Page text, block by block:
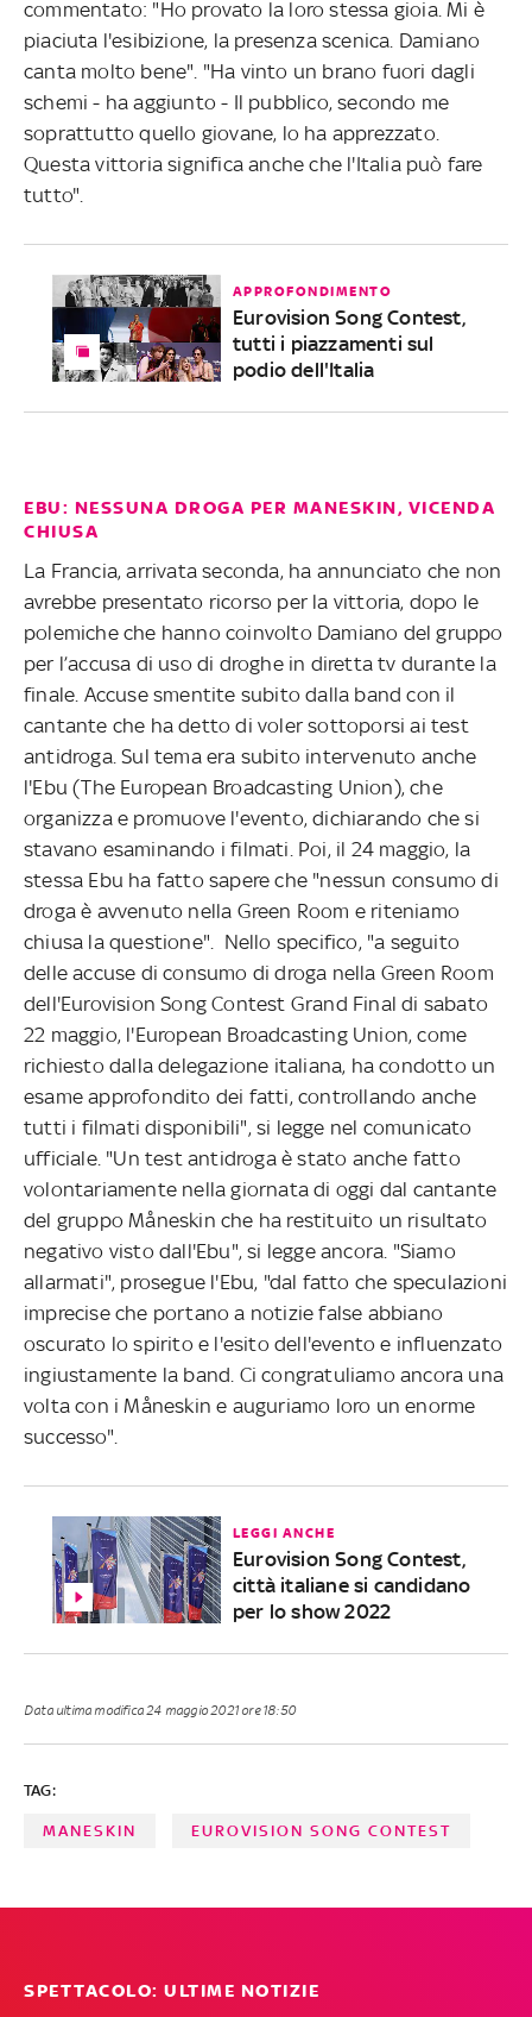
commentato: "Ho provato la loro stessa gioia. Mi è
piaciuta l'esibizione, la presenza scenica. Damiano
canta molto bene". "Ha vinto un brano fuori dagli
schemi - ha aggiunto - Il pubblico, secondo me
soprattutto quello giovane, lo ha apprezzato.
Questa vittoria significa anche che l'Italia può fare
tutto".
APPROFONDIMENTO
Eurovision Song Contest,
tutti i piazzamenti sul
podio dell'Italia
EBU: NESSUNA DROGA PER MANESKIN, VICENDA
CHIUSA
La Francia, arrivata seconda, ha annunciato che non
avrebbe presentato ricorso per la vittoria, dopo le
polemiche che hanno coinvolto Damiano del gruppo
per l’accusa di uso di droghe in diretta tv durante la
finale. Accuse smentite subito dalla band con il
cantante che ha detto di voler sottoporsi ai test
antidroga.Sul tema era subito intervenuto anche
l'Ebu (The European Broadcasting Union), che
organizza e promuove l'evento, dichiarando che si
stavano esaminando i filmati. Poi, il 24 maggio, la
stessa Ebu ha fatto sapere che "nessun consumo di
droga è avvenuto nella Green Room e riteniamo
chiusa la questione". Nello specifico, "a seguito
delle accuse di consumo di droga nella Green Room
dell'Eurovision Song Contest Grand Final di sabato
22 maggio, l'European Broadcasting Union, come
richiesto dalla delegazione italiana, ha condotto un
esame approfondito dei fatti, controllando anche
tutti i filmati disponibili", si legge nel comunicato
ufficiale. "Un test antidroga è stato anche fatto
volontariamente nella giornata di oggi dal cantante
del gruppo Måneskin che ha restituito un risultato
negativo visto dall'Ebu", si legge ancora. "Siamo
allarmati", prosegue l'Ebu, "dal fatto che speculazioni
imprecise che portano a notizie false abbiano
oscurato lo spirito e l'esito dell'evento e influenzato
ingiustamente la band. Ci congratuliamo ancora una
volta con i Måneskin e auguriamo loro un enorme
successo".
LEGGI ANCHE
Eurovision Song Contest,
città italiane si candidano
per lo show 2022
Data ultima modifica 24 maggio 2021 ore 18:50
TAG:
MANESKIN EUROVISION SONG CONTEST
SPETTACOLO: ULTIME NOTIZIE